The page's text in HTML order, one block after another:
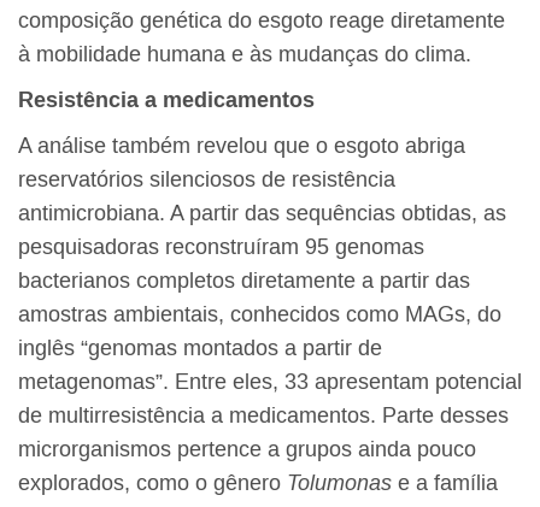
composição genética do esgoto reage diretamente
à mobilidade humana e às mudanças do clima.
Resistência a medicamentos
A análise também revelou que o esgoto abriga
reservatórios silenciosos de resistência
antimicrobiana. A partir das sequências obtidas, as
pesquisadoras reconstruíram 95 genomas
bacterianos completos diretamente a partir das
amostras ambientais, conhecidos como MAGs, do
inglês “genomas montados a partir de
metagenomas”. Entre eles, 33 apresentam potencial
de multirresistência a medicamentos. Parte desses
microrganismos pertence a grupos ainda pouco
explorados, como o gênero Tolumonas e a família